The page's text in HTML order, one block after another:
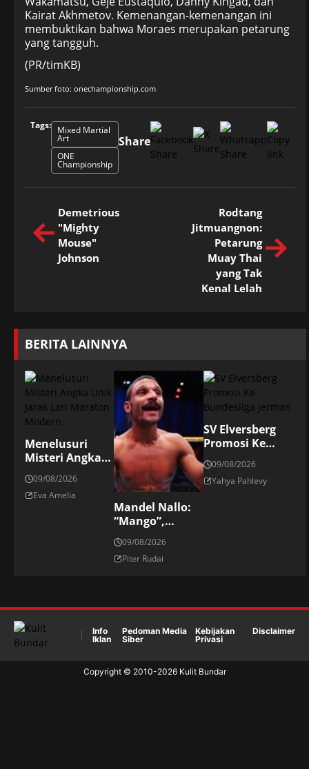
Kairat Akhmetov. Kemenangan-kemenangan ini
membuktikan bahwa Moraes merupakan petarung
yang tangguh.
(PR/timKB)
Sumber foto: onechampionship.com
Tags: Mixed Martial
Art
ONE
Championship
Share
Demetrious
"Mighty
Mouse"
Johnson
Rodtang
Jitmuangnon:
Petarung
Muay Thai
yang Tak
Kenal Lelah
BERITA LAINNYA
Menelusuri
Misteri Angka
Unik Jarak Lari
Maraton
Modern
09/08/2026
Eva Amelia
Mandel Nallo:
“Mango”,
Mantan
Bintang
Bellator Di UFC
09/08/2026
Piter Rudai
SV Elversberg
Promosi Ke
Bundesliga
Jerman
09/08/2026
Yahya Pahlevy
Info
Iklan
Pedoman Media
Siber
Kebijakan
Privasi
Disclaimer
Copyright © 2010-2026Kulit Bundar